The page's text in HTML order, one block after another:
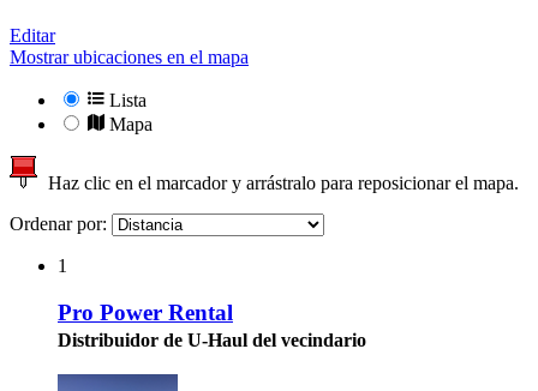
Editar
Mostrar ubicaciones en el mapa
Lista
Mapa
Haz clic en el marcador y arrástralo para reposicionar el mapa.
Ordenar por:
1
Pro Power Rental
Distribuidor de U-Haul del vecindario